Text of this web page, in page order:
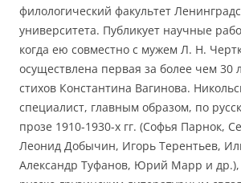
филологический факультет
университета. Публикует научные
когда ею совместно с мужем Л. Н.
осуществлена первая за более чем 30
стихов Константина Вагинова.
специалист, главным образом, по
прозе 1910-1930-х гг. (Софья Парнок,
Леонид Добычин, Игорь Терентьев,
Александр Туфанов, Юрий Марр и др.),